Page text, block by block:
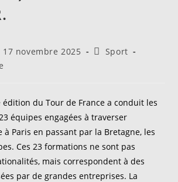
:
17 novembre 2025
PostSport
édition du Tour de France a conduit les
équipes engagées à traverser
à Paris en passant par la Bretagne, les
Ces 23 formations ne sont pas
mais correspondent à des
par de grandes entreprises. La